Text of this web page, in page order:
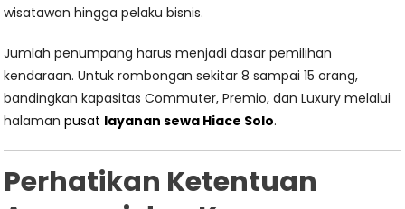
wisatawan hingga pelaku bisnis.
Jumlah penumpang harus menjadi dasar pemilihan
kendaraan. Untuk rombongan sekitar 8 sampai 15 orang,
bandingkan kapasitas Commuter, Premio, dan Luxury melalui
halamanpusat layanan sewa Hiace Solo.
Perhatikan Ketentuan